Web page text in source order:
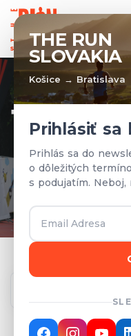
THE RUN
SLOVAKIA
Košice → Bratislava
Prihlásiť sa
Prihlás sa do
o dôležitých
s podujatím. Neboj,
TÍMY A